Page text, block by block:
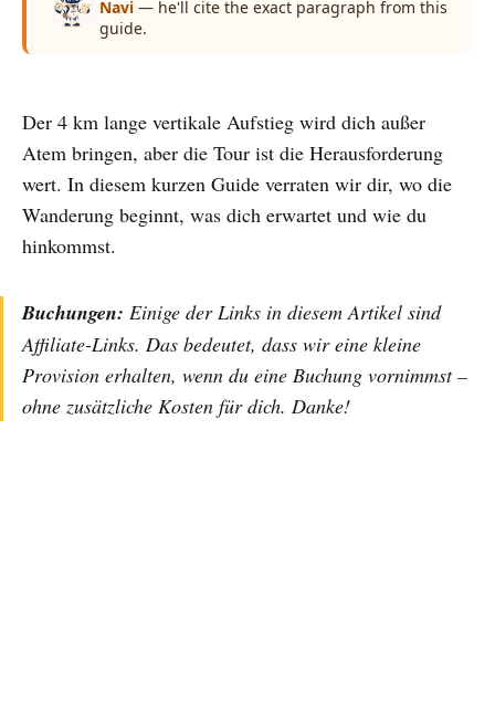
Navi — he'll cite the exact paragraph from this
guide.
Der 4 km lange vertikale Aufstieg wird dich außer
Atem bringen, aber die Tour ist die Herausforderung
wert. In diesem kurzen Guide verraten wir dir, wo die
Wanderung beginnt, was dich erwartet und wie du
hinkommst.
Buchungen: Einige der Links in diesem Artikel sind
Affiliate-Links. Das bedeutet, dass wir eine kleine
Provision erhalten, wenn du eine Buchung vornimmst –
ohne zusätzliche Kosten für dich. Danke!